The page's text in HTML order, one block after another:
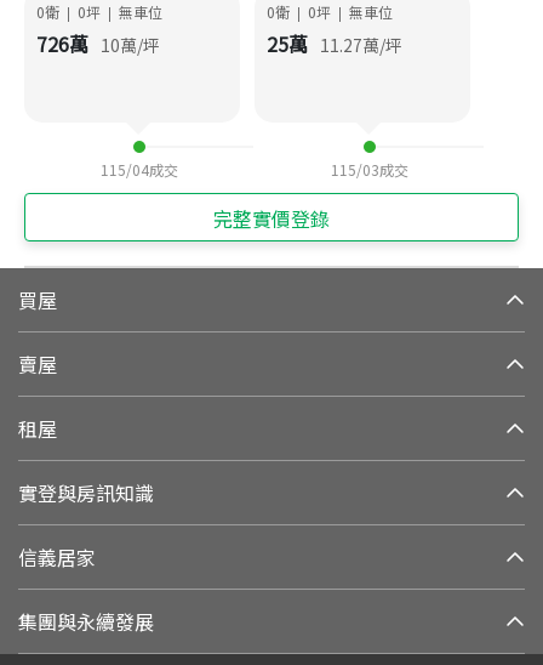
0衛 | 0坪 | 無車位
726萬 10萬/坪
115/04成交
0衛 | 0坪 | 無車位
25萬 11.27萬/坪
115/03成交
完整實價登錄
買屋
賣屋
租屋
實登與房訊知識
信義居家
集團與永續發展